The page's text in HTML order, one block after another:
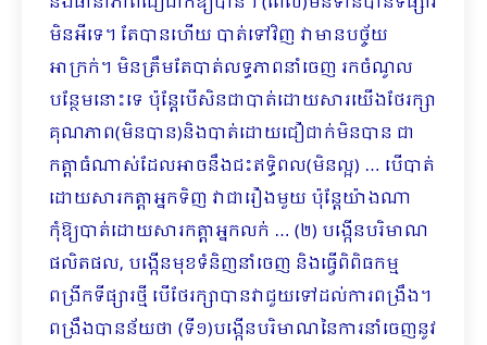
មិនអីទេ។ តែបានហើយ បាត់ទៅវិញ វាមានបច្ច័យ
អាក្រក់​។ មិនត្រឹមតែបាត់លទ្ធភាពនាំចេញ រកចំណូល
បន្ថែមនោះទេ ប៉ុន្តែបើសិនជាបាត់ដោយសារយើងថែរក្សា
គុណភាព(មិនបាន)និងបាត់ដោយជឿជាក់មិនបាន ជា
កត្តាធំណាស់ដែលអាចនឹងជះឥទ្ធិពល(មិនល្អ) … បើបាត់
ដោយសារកត្តាអ្នកទិញ វាជារឿងមួយ ប៉ុន្តែយ៉ាងណា
កុំឱ្យបាត់ដោយសារកត្តាអ្នកលក់ … (២) បង្កើនបរិមាណ
ផលិតផល, បង្កើនមុខទំនិញនាំចេញ និងធ្វើពិពិធកម្ម
ពង្រីកទីផ្សារថ្មី បើថែរក្សាបានវាជួយទៅដល់ការពង្រឹង។
ពង្រឹងបានន័យថា (ទី១)បង្កើនបរិមាណនៃការនាំចេញនូវ